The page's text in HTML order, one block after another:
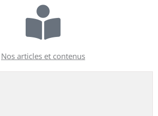
Nos articles et contenus